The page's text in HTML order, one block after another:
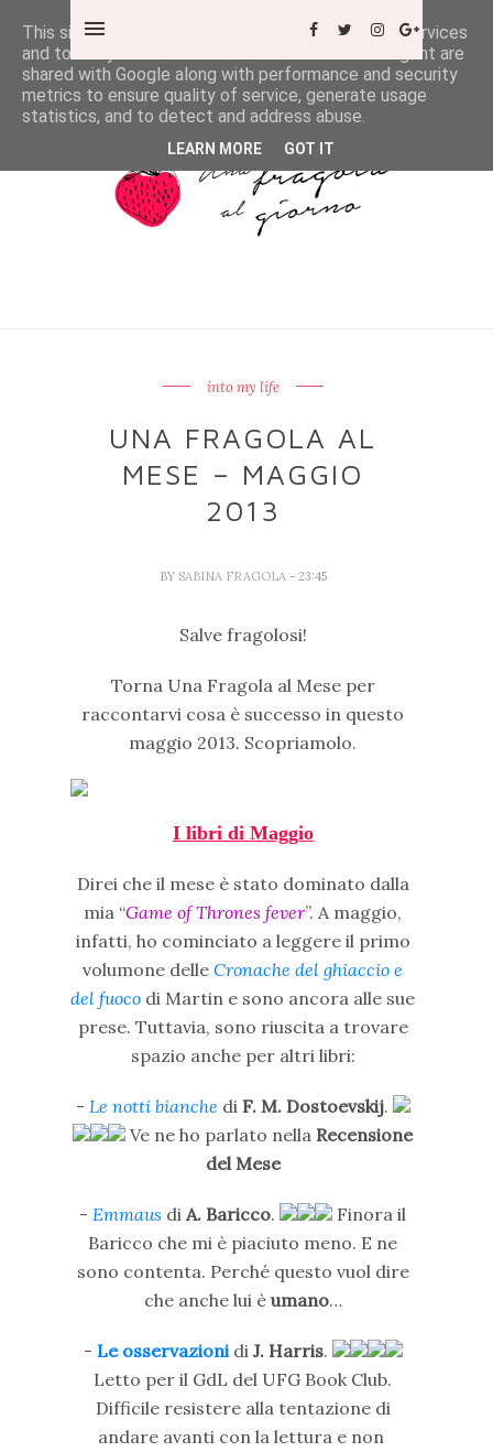
into my life
UNA FRAGOLA AL
MESE – MAGGIO
2013
BY SABINA FRAGOLA - 23:45
Salve fragolosi!
Torna Una Fragola al Mese per
raccontarvi cosa è successo in questo
maggio 2013. Scopriamolo.
I libri di Maggio
Direi che il mese è stato dominato dalla
mia “Game of Thrones fever”. A maggio,
infatti, ho cominciato a leggere il primo
volumone delleCronache del ghiaccio e
del fuoco di Martin e sono ancora alle sue
prese. Tuttavia, sono riuscita a trovare
spazio anche per altri libri:
- Le notti bianche di F. M. Dostoevskij.
Ve ne ho parlato nella Recensione
del Mese
- Emmaus diA. Baricco.
Finora il
Baricco che mi è piaciuto meno. E ne
sono contenta. Perché questo vuol dire
che anche lui èumano…
- Le osservazionidi J. Harris.
Letto per il GdL del UFG Book Club.
Difficile resistere alla tentazione di
andare avanti con la lettura e non
This site uses cookies from Google to deliver its services
and to analyze traffic. Your IP address and user-agent are
shared with Google along with performance and security
metrics to ensure quality of service, generate usage
statistics, and to detect and address abuse.
LEARN MORE GOT IT